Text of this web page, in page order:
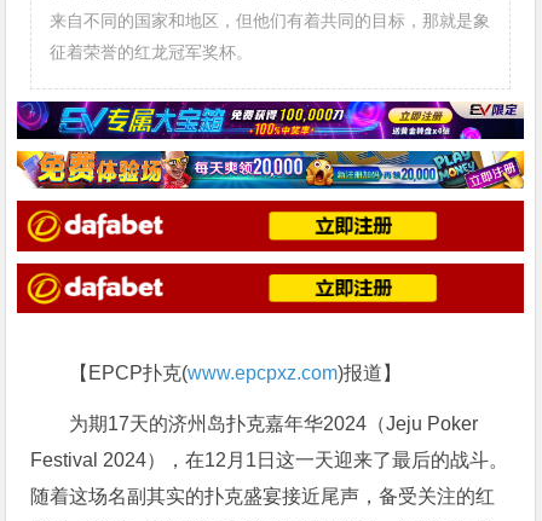
来自不同的国家和地区，但他们有着共同的目标，那就是象
征着荣誉的红龙冠军奖杯。
【EPCP扑克(www.epcpxz.com)报道】
为期17天的济州岛扑克嘉年华2024（Jeju Poker
Festival 2024），在12月1日这一天迎来了最后的战斗。
随着这场名副其实的扑克盛宴接近尾声，备受关注的红